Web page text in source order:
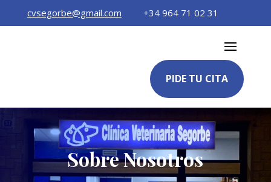
cvsegorbe@gmail.com +34 964 71 02 31
PIDE TU CITA
Sobre Nosotros